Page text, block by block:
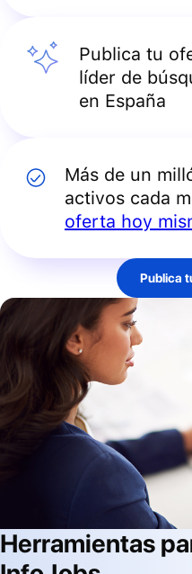
Publica tu
líder de
en España
Más de un
activos cada
oferta hoy
Publica
Herramientas